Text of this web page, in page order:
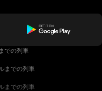
での列車
までの列車
までの列車